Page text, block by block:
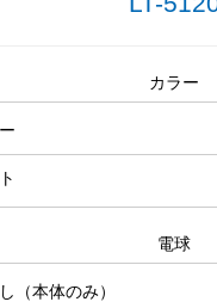
カラー
電球
（本体のみ）